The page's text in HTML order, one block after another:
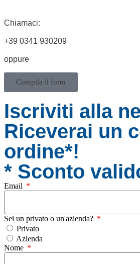
Chiamaci:
+39 0341 930209
oppure
Compila il form
Iscriviti alla
Riceverai un
ordine*!
* Sconto
Email
Sei un privato o un'azienda?
Privato
Azienda
Nome